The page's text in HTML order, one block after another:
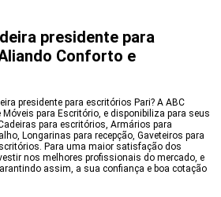
presidente para
Conforto e
presidente para escritórios Pari? A ABC
Móveis para Escritório, e disponibiliza para seus
para escritórios, Armários para
Longarinas para recepção, Gaveteiros para
Para uma maior satisfação dos
nos melhores profissionais do mercado, e
assim, a sua confiança e boa cotação